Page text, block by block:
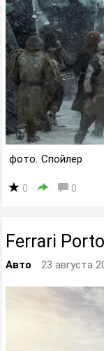
фото, Спойлер
0 0
Ferrari
Авто 23 августа